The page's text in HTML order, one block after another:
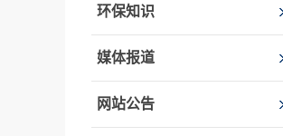
环保知识
媒体报道
网站公告